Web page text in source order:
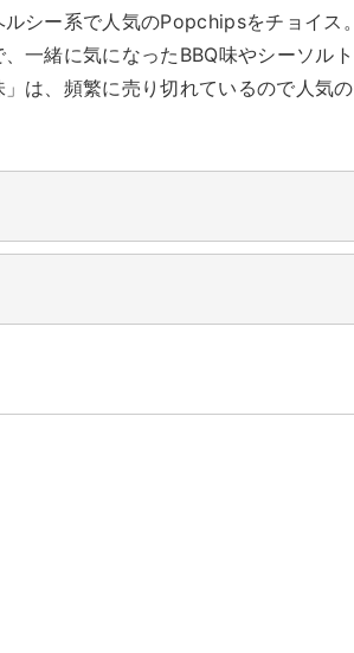
シー系で人気のPopchipsをチョイス。
一緒に気になったBBQ味やシーソルト
は、頻繁に売り切れているので人気の